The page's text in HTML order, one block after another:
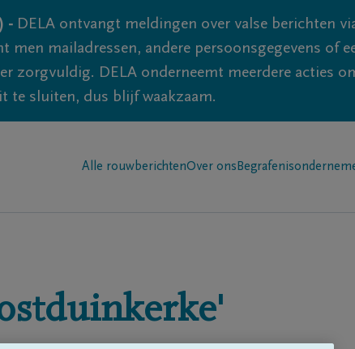
- DELA ontvangt meldingen over valse berichten
mailadressen, andere persoonsgegevens of
zorgvuldig. DELA onderneemt meerdere acties
te sluiten, dus blijf waakzaam.
Alle rouwberichtenOver ons